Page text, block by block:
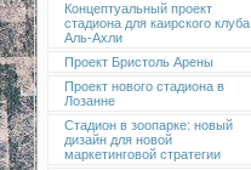
Концептуальный проект
стадиона для каирского клуба
Аль-Ахли
Проект Бристоль Арены
Проект нового стадиона в
Лозанне
Стадион в зоопарке: новый
дизайн для новой
маркетинговой стратегии